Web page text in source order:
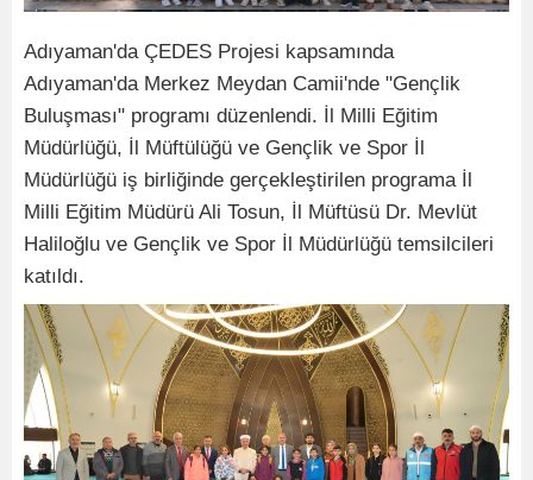
Adıyaman'da ÇEDES Projesi kapsamında
Adıyaman'da Merkez Meydan Camii'nde "Gençlik
Buluşması" programı düzenlendi. İl Milli Eğitim
Müdürlüğü, İl Müftülüğü ve Gençlik ve Spor İl
Müdürlüğü iş birliğinde gerçekleştirilen programa İl
Milli Eğitim Müdürü Ali Tosun, İl Müftüsü Dr. Mevlüt
Haliloğlu ve Gençlik ve Spor İl Müdürlüğü temsilcileri
katıldı.